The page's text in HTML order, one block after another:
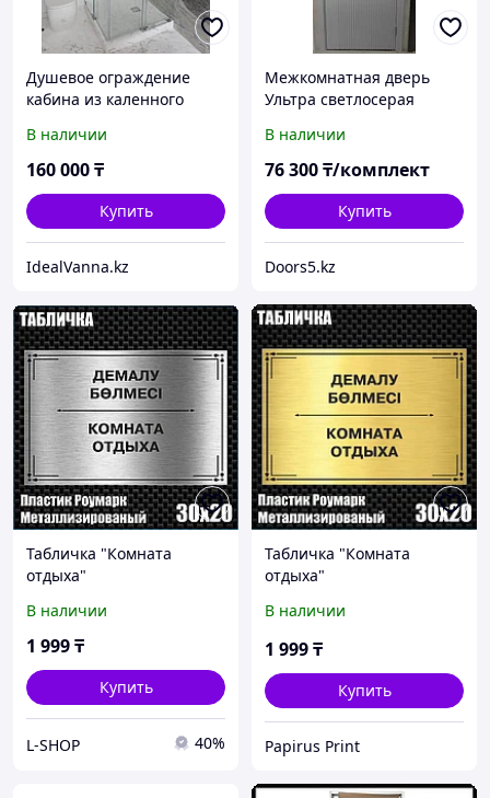
Душевое ограждение
кабина из каленного
раздвижными дверями
купэ
В наличии
160 000₸
Купить
IdealVanna.kz
Межкомнатная дверь
Ультра светлосерая
В наличии
76 300₸/комплект
Купить
Doors5.kz
Табличка "Комната
отдыха"
пластик 30х20см)
В наличии
1 999₸
Купить
L-SHOP 40%
Табличка "Комната
отдыха"
пластик 30х20см)
В наличии
1 999₸
Купить
Papirus Print